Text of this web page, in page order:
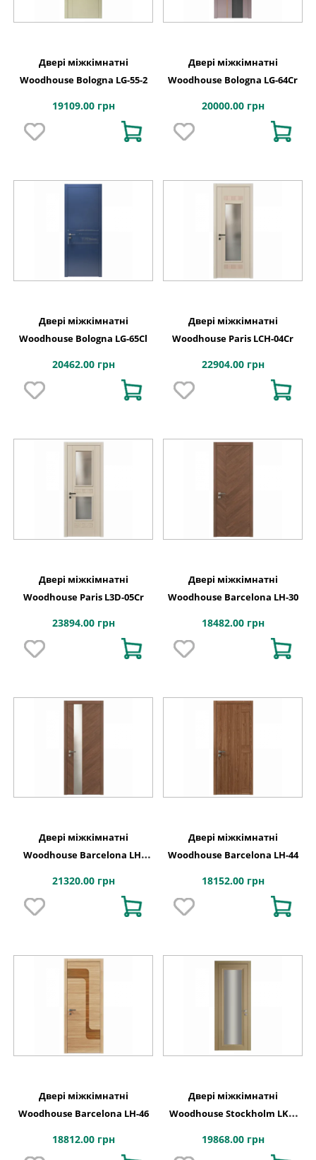
Двері міжкімнатні
Woodhouse Bologna LG-55-2
19109.00 грн
Двері міжкімнатні
Woodhouse Bologna LG-64Cr
20000.00 грн
Двері міжкімнатні
Woodhouse Bologna LG-65Cl
20462.00 грн
Двері міжкімнатні
Woodhouse Paris LCH-04Cr
22904.00 грн
Двері міжкімнатні
Woodhouse Paris L3D-05Cr
23894.00 грн
Двері міжкімнатні
Woodhouse Barcelona LH-30
18482.00 грн
Двері міжкімнатні
Woodhouse Barcelona LH-
21320.00 грн
Двері міжкімнатні
Woodhouse Barcelona LH-44
18152.00 грн
Двері міжкімнатні
Woodhouse Barcelona LH-46
18812.00 грн
Двері міжкімнатні
Woodhouse Stockholm LKS-
19868.00 грн